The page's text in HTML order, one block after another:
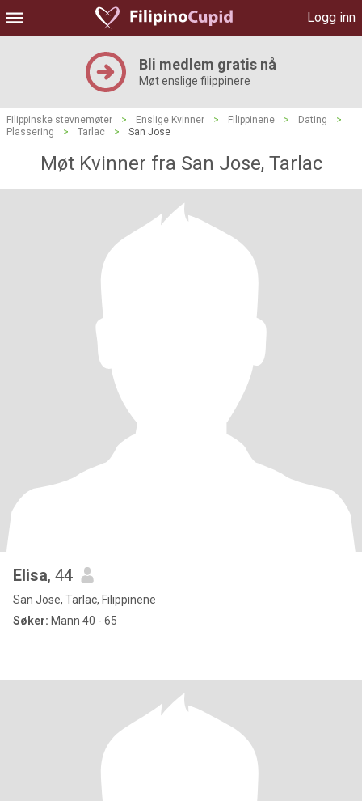
Logg inn
Bli medlem gratis nå
Møt enslige filippinere
Filippinske stevnemøter > Enslige Kvinner > Filippinene > Dating
>
Plassering
> Tarlac > San Jose
Møt Kvinner fra San Jose, Tarlac
Elisa, 44
San Jose, Tarlac, Filippinene
Søker: Mann 40 - 65